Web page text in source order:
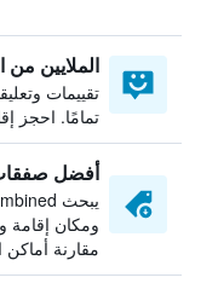
الملايين من
تقييمات
تمامًا. احجز
أفضل
ومكان
مقارنة أماكن